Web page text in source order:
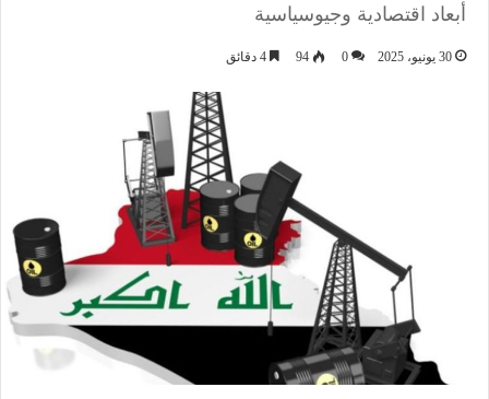
أبعاد اقتصادية وجيوسياسية
30 يونيو، 2025 0
94